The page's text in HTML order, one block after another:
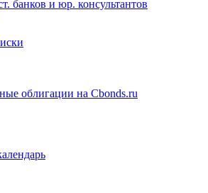
банков и юр. консультантов
облигации на Cbonds.ru